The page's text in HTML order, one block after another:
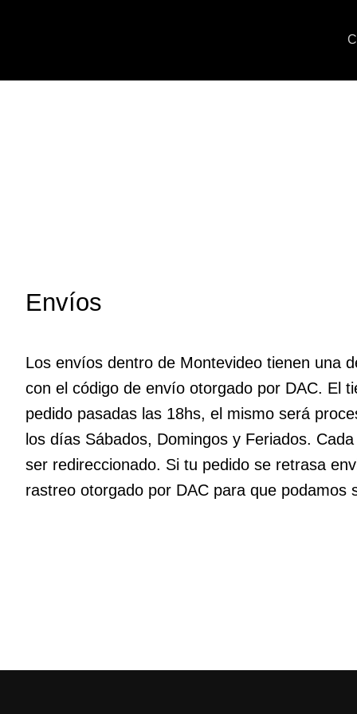
Envíos
Los envíos dentro de Montevideo tienen una
con el código de envío otorgado por DAC. El
pedido pasadas las 18hs, el mismo será
los días Sábados, Domingos y Feriados.
ser redireccionado. Si tu pedido se retrasa
rastreo otorgado por DAC para que podamos